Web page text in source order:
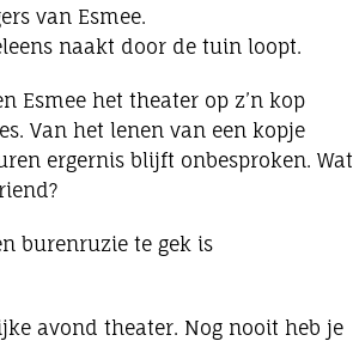
van Esmee.
naakt door de tuin loopt.
Esmee het theater op z’n kop
Van het lenen van een kopje
ergernis blijft onbesproken. Wat
burenruzie te gek is
avond theater. Nog nooit heb je